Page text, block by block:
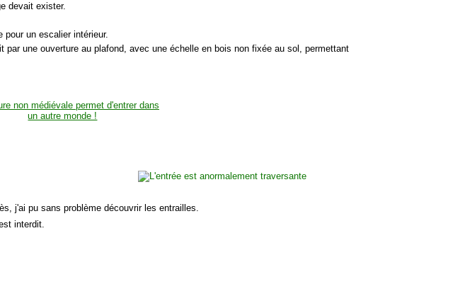
devait exister.
pour un escalier intérieur.
une ouverture au plafond, avec une échelle en bois non fixée au sol, permettant
j'ai pu sans problème découvrir les entrailles.
interdit.